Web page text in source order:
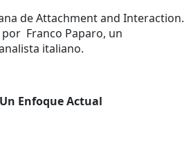
de Attachment and Interaction.
Franco Paparo, un
italiano.
Enfoque Actual